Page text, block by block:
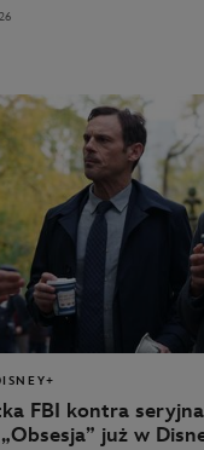
FBI kontra
już w